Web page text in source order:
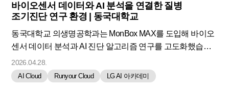
바이오센서 데이터와 AI 분석을 연결한 질병
조기진단 연구 환경 | 동국대학교
동국대학교 의생명공학과는 MonBox MAX를 도입해 바이오
센서 데이터 분석과 AI 진단 알고리즘 연구를 고도화했습니
다.
2026.04.28.
AI Cloud Runyour Cloud LG AI 아카데미